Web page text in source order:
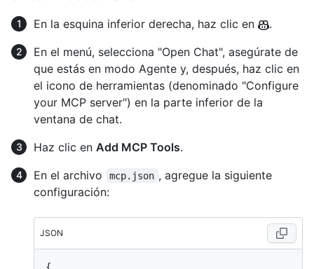
En la esquina inferior derecha, haz clic en
.
En el menú, selecciona "Open Chat", asegúrate de
que estás en modo Agente y, después, haz clic en
el icono de herramientas (denominado "Configure
your MCP server") en la parte inferior de la
ventana de chat.
Haz clic en Add MCP Tools.
En el archivo
mcp.json , agregue la siguiente
configuración:
JSON
{